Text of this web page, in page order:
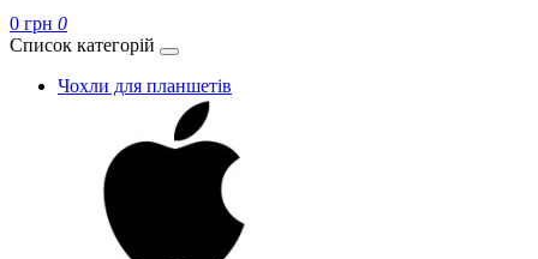
0 грн 0
Список категорій
Чохли для планшетів